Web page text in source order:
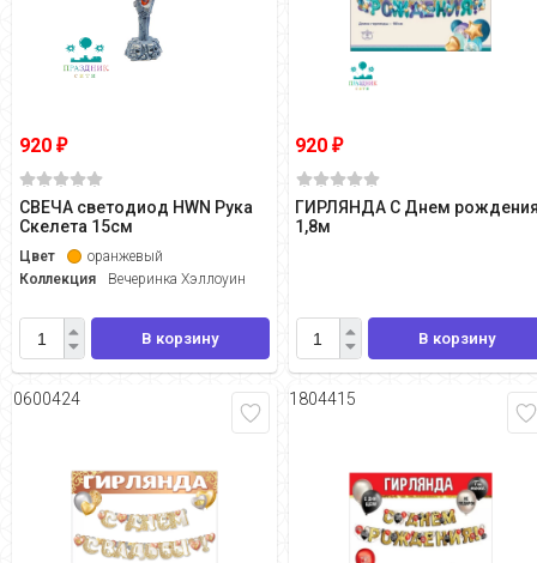
920 ₽
СВЕЧА светодиод HWN Рука
Скелета 15см
Цвет
оранжевый
Коллекция
Вечеринка Хэллоуин
В корзину
920₽
ГИРЛЯНДА С Днем
1,8м
В корзину
0600424 1804415